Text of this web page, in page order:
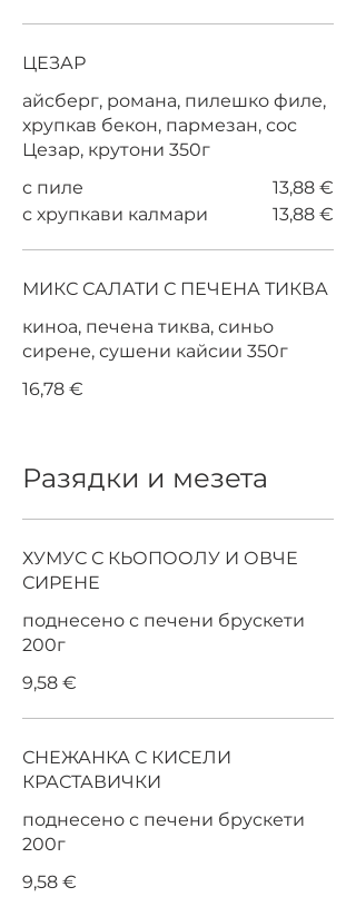
ЦЕЗАР
айсберг, романа, пилешко филе,
хрупкав бекон, пармезан, сос
Цезар, крутони 350г
с пиле
13,88 €
с хрупкави калмари
13,88 €
МИКС САЛАТИ С ПЕЧЕНА ТИКВА
киноа, печена тиква, синьо
сирене, сушени кайсии 350г
16,78 €
Разядки и мезета
ХУМУС С КЬОПООЛУ И ОВЧЕ
СИРЕНЕ
поднесено с печени брускети
200г
9,58 €
СНЕЖАНКА С КИСЕЛИ
КРАСТАВИЧКИ
поднесено с печени брускети
200г
9,58 €